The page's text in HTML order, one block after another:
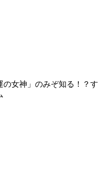
の女神」のみぞ知る！？す